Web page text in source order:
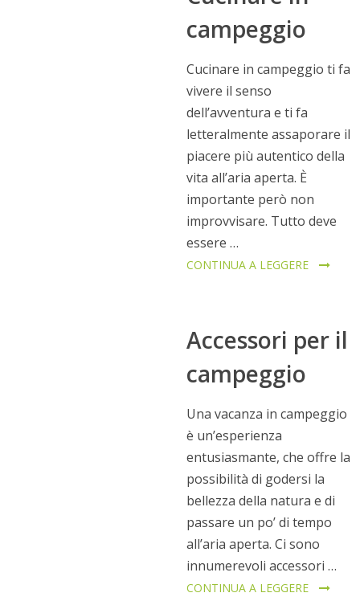
campeggio
Cucinare in campeggio ti fa
vivere il senso
dell’avventura e ti fa
letteralmente assaporare il
piacere più autentico della
vita all’aria aperta. È
importante però non
improvvisare. Tutto deve
essere …
CONTINUA A LEGGERE
Accessori per il
campeggio
Una vacanza in campeggio
è un’esperienza
entusiasmante, che offre la
possibilità di godersi la
bellezza della natura e di
passare un po’ di tempo
all’aria aperta. Ci sono
innumerevoli accessori …
CONTINUA A LEGGERE